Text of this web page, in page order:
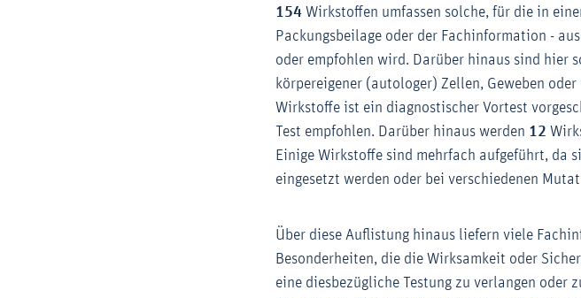
154 Wirkstoffen umfassen solche, für die in
Packungsbeilage oder der Fachinformation -
oder empfohlen wird. Darüber hinaus sind hier
körpereigener (autologer) Zellen, Geweben
Wirkstoffe ist ein diagnostischer Vortest
Test empfohlen. Darüber hinaus werden 12
Einige Wirkstoffe sind mehrfach aufgeführt, da
eingesetzt werden oder bei verschiedenen
Über diese Auflistung hinaus liefern viele
Besonderheiten, die die Wirksamkeit oder
eine diesbezügliche Testung zu verlangen oder